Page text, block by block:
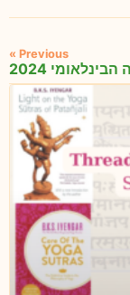
« Previous